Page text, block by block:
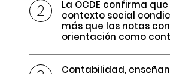
La OCDE confirma que
contexto social
más que las notas
orientación como
Contabilidad,